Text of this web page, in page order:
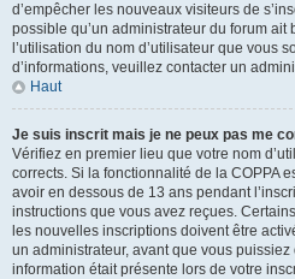
d’empêcher les nouveaux visiteurs de
possible qu’un administrateur du forum
l’utilisation du nom d’utilisateur que vous
d’informations, veuillez contacter un
Haut
Je suis inscrit mais je ne peux pas me
Vérifiez en premier lieu que votre nom
corrects. Si la fonctionnalité de la COPPA
avoir en dessous de 13 ans pendant
instructions que vous avez reçues.
les nouvelles inscriptions doivent être
un administrateur, avant que vous
information était présente lors de votre